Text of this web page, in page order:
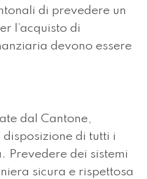
di prevedere un
l’acquisto di
devono essere
dal Cantone,
di tutti i
Prevedere dei sistemi
sicura e rispettosa